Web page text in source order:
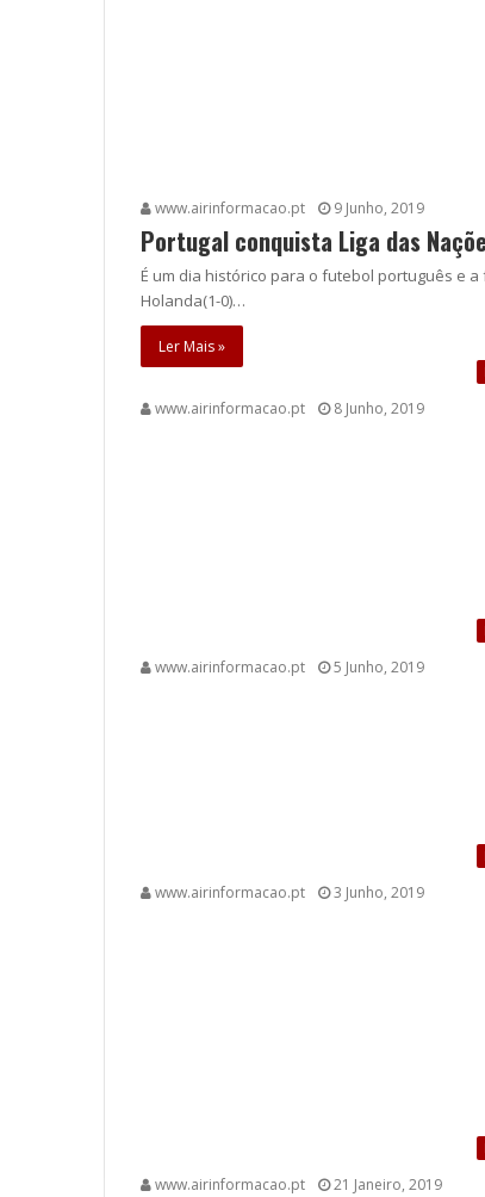
www.airinformacao.pt 9 Junho, 2019
Portugal conquista Liga das
É um dia histórico para o futebol português e
Holanda(1-0)…
Ler Mais »
www.airinformacao.pt 8 Junho, 2019
www.airinformacao.pt 5 Junho, 2019
www.airinformacao.pt 3 Junho, 2019
www.airinformacao.pt 21 Janeiro, 2019